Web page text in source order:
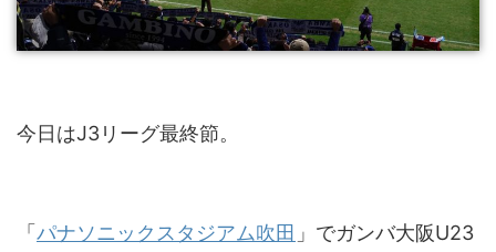
今日はJ3リーグ最終節。
「パナソニックスタジアム吹田 」でガンバ大阪U23